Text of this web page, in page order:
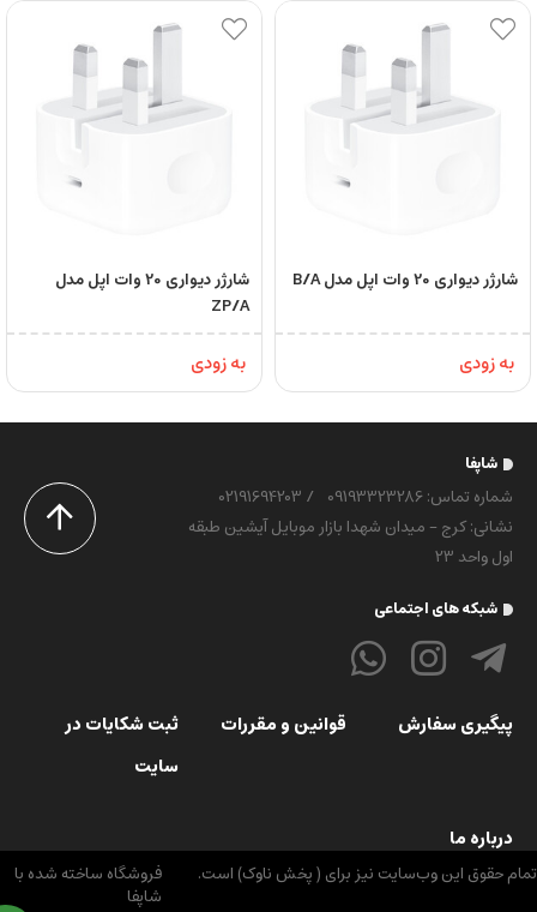
شارژر دیواری 20 وات اپل مدل B/A
به زودی
شارژر دیواری 20 وات اپل مدل
ZP/A
به زودی
شاپفا
شماره تماس‌: 09193323286 /
02191694203
نشانی: کرج - میدان شهدا بازار موبایل آیشین طبقه
اول واحد 23
شبکه های اجتماعی
پیگیری سفارش قوانین و مقررات
ثبت شکایات در
سایت
درباره ما
حقوق اين وب‌سايت نیز برای ( پخش ناوک) است.
فروشگاه ساخته شده با
شاپفا